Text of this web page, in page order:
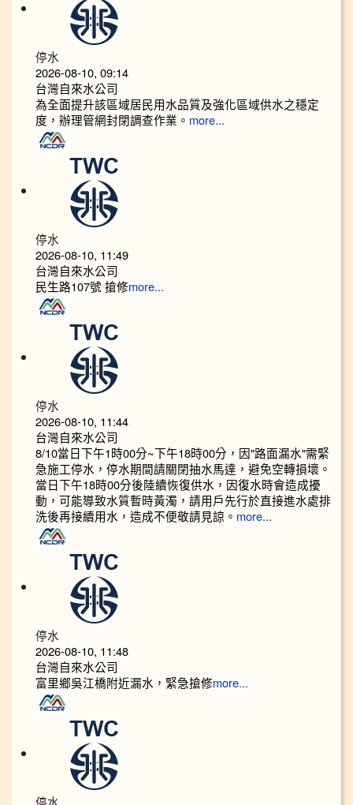
停水
2026-08-10, 09:14
台灣自來水公司
為全面提升該區域居民用水品質及強化區域供水之穩定
度，辦理管網封閉調查作業。 more...
停水
2026-08-10, 11:49
台灣自來水公司
民生路107號 搶修more...
停水
2026-08-10, 11:44
台灣自來水公司
8/10當日下午1時00分~下午18時00分，因"路面漏水"需緊
急施工停水，停水期間請關閉抽水馬達，避免空轉損壞。
當日下午18時00分後陸續恢復供水，因復水時會造成擾
動，可能導致水質暫時黃濁，請用戶先行於直接進水處排
洗後再接續用水，造成不便敬請見諒。 more...
停水
2026-08-10, 11:48
台灣自來水公司
富里鄉吳江橋附近漏水，緊急搶修more...
停水